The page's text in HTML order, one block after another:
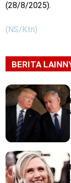
(28/8/2025).
(NS/Ktn)
BERITA